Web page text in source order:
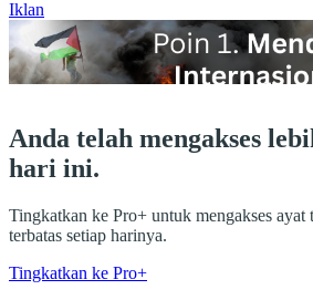
Iklan
Anda telah mengakses
hari ini.
Tingkatkan ke Pro+ untuk mengakses ayat
terbatas setiap harinya.
Tingkatkan ke Pro+